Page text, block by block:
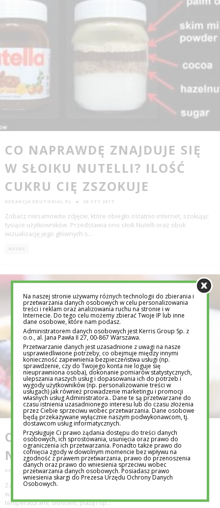
CO NAPRAWDĘ ZNAJDUJE SIĘ
W SŁOIKU NUTELLI? ILOŚĆ
CUKRU CIĘ ZSZOKUJE
REDAKCJA EDUTORIAL.PL 20 STY 2017
Zobacz niesamowite zdjęcie, które obiegło ostatnio internet, szokując
tysiące użytkowników. Przedstawia ono słoik Nutelli oraz obok
wizualizację jego głównych s...
NAUKA
CO JEŚĆ, GDY ŻAR LEJE SIĘ Z
NIEBA?
REDAKCJA EDUTORIAL.PL 2 LIP 2016
Za nami pierwsze ciepłe dni, a przed nami jeszcze całe, pełne
wzmożonej aktywności lato. Jednak, gdy my cieszymy się wysokimi
temperaturami, słońcem, plażą i sp...
Na naszej stronie używamy różnych technologii do zbierania i
przetwarzania danych osobowych w celu personalizowania
treści i reklam oraz analizowania ruchu na stronie i w
Internecie. Do tego celu możemy zbierać Twoje IP lub inne
dane osobowe, które nam podasz.
Administratorem danych osobowych jest Kerris Group Sp. z
o.o., al. Jana Pawła II 27, 00-867 Warszawa.
Przetwarzanie danych jest uzasadnione z uwagi na nasze
usprawiedliwione potrzeby, co obejmuje między innymi
konieczność zapewnienia bezpieczeństwa usługi (np.
sprawdzenie, czy do Twojego konta nie loguje się
nieuprawniona osoba), dokonanie pomiarów statystycznych,
ulepszania naszych usług i dopasowania ich do potrzeb i
wygody użytkowników (np. personalizowanie treści w
usługach) jak również prowadzenie marketingu i promocji
własnych usług Administratora.. Dane te są przetwarzane do
czasu istnienia uzasadnionego interesu lub do czasu złożenia
przez Ciebie sprzeciwu wobec przetwarzania. Dane osobowe
będą przekazywane wyłącznie naszym podwykonawcom, tj.
dostawcom usług informatycznych.
Przysługuje Ci prawo żądania dostępu do treści danych
osobowych, ich sprostowania, usunięcia oraz prawo do
ograniczenia ich przetwarzania. Ponadto także prawo do
cofnięcia zgody w dowolnym momencie bez wpływu na
zgodność z prawem przetwarzania, prawo do przenoszenia
danych oraz prawo do wniesienia sprzeciwu wobec
przetwarzania danych osobowych. Posiadasz prawo
wniesienia skargi do Prezesa Urzędu Ochrony Danych
Osobowych.